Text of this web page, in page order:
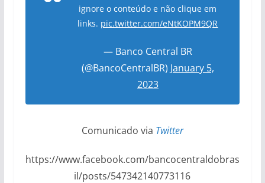
ignore o conteúdo e não clique em
links. pic.twitter.com/eNtKOPM9QR
— Banco Central BR
(@BancoCentralBR) January 5,
2023
Comunicado via Twitter
https://www.facebook.com/bancocentraldobras
il/posts/547342140773116